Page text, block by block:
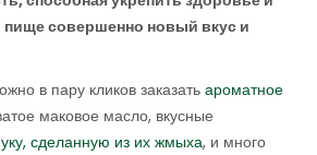
совершенно новый вкус и
в пару кликов заказать ароматное
маковое масло, вкусные
сделанную из их жмыха, и много